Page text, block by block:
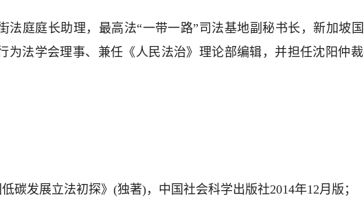
法庭庭长助理，最高法“一带一路”司法基地副秘书长，新加坡国
为法学会理事、兼任《人民法治》理论部编辑，并担任沈阳仲
碳发展立法初探》(独著)，中国社会科学出版社2014年12月版；